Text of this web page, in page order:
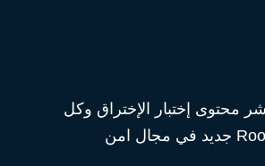
محتوى إختبار الإختراق وكل
Root academy جديد في مجال امن